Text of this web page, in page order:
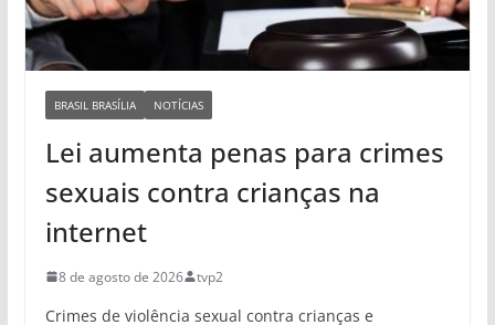
BRASIL BRASÍLIA NOTÍCIAS
Lei aumenta penas para crimes
sexuais contra crianças na
internet
8 de agosto de 2026 tvp2
Crimes de violência sexual contra crianças e